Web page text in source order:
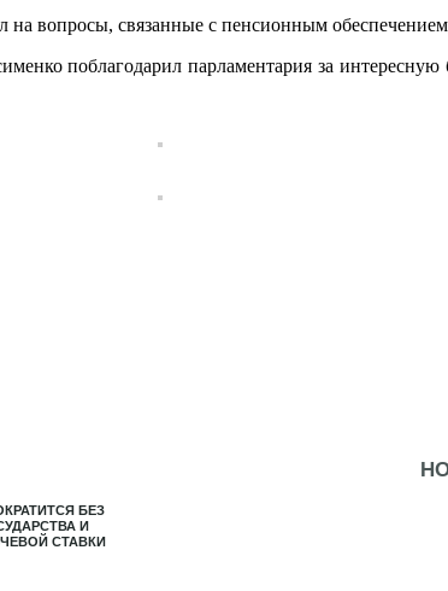
на вопросы, связанные с пенсионным
поблагодарил парламентария за
БЕЗ
И
СТАВКИ